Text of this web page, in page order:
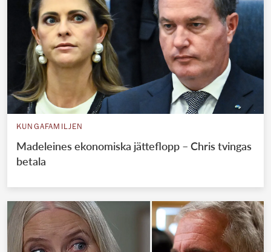
KUNGAFAMILJEN
Madeleines ekonomiska jätteflopp – Chris tvingas
betala